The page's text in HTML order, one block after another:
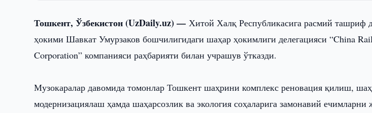
Тошкент, Ўзбекистон (UzDaily.uz) —Хитой Халқ Республикасига расмий ташриф
ҳокими Шавкат Умурзаков бошчилигидаги шаҳар ҳокимлиги делегацияси “China
Corporation” компанияси раҳбарияти билан учрашув ўтказди.
Музокаралар давомида томонлар Тошкент шаҳрини комплекс реновация қилиш,
модернизациялаш ҳамда шаҳарсозлик ва экология соҳаларига замонавий